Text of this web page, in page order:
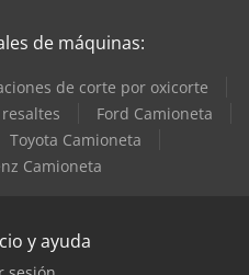
de máquinas:
de corte por oxicorte
Ford Camioneta
Toyota Camioneta
Camioneta
y ayuda